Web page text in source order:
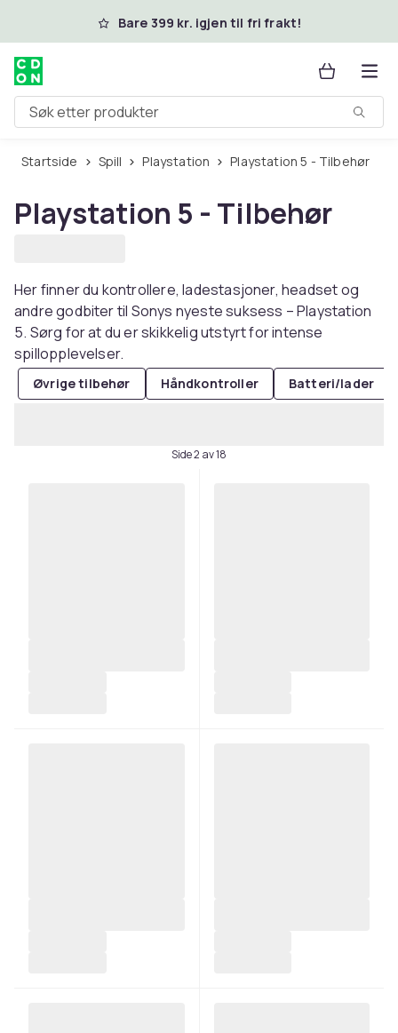
Hopp til hovedinnholdBare 399 kr. igjen til fri frakt!
Søk etter produkter
Startside Spill Playstation Playstation 5 - Tilbehør
Playstation 5 - Tilbehør
Her finner du kontrollere, ladestasjoner, headset og
andre godbiter til Sonys nyeste suksess – Playstation
5. Sørg for at du er skikkelig utstyrt for intense
spillopplevelser.
Øvrige tilbehør Håndkontroller Batteri/lader
Side 2 av 18